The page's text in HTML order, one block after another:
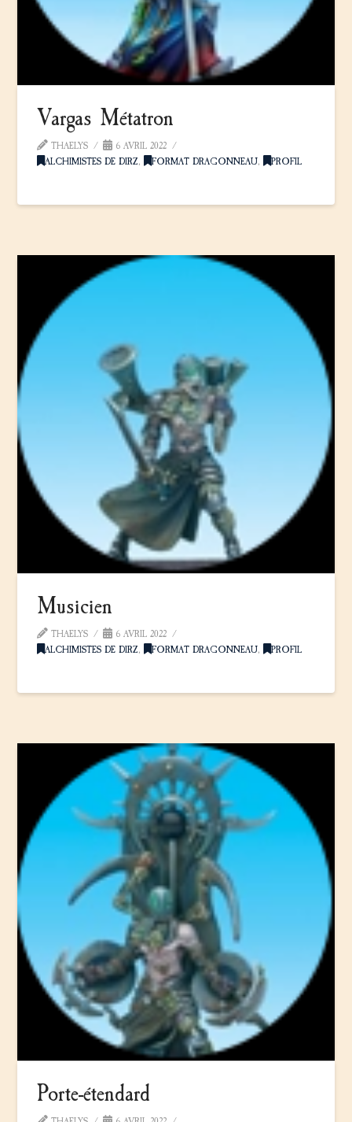
Vargas Métatron
THAELYS
6 AVRIL 2022
ALCHIMISTES DE DIRZ, FORMAT DRAGONNEAU, PROFIL
Musicien
THAELYS
6 AVRIL 2022
ALCHIMISTES DE DIRZ, FORMAT DRAGONNEAU, PROFIL
Porte-étendard